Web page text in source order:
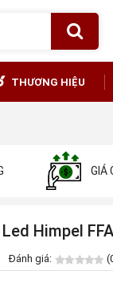
THƯƠNG HIỆU
GIÁ
Himpel
Đánh giá: